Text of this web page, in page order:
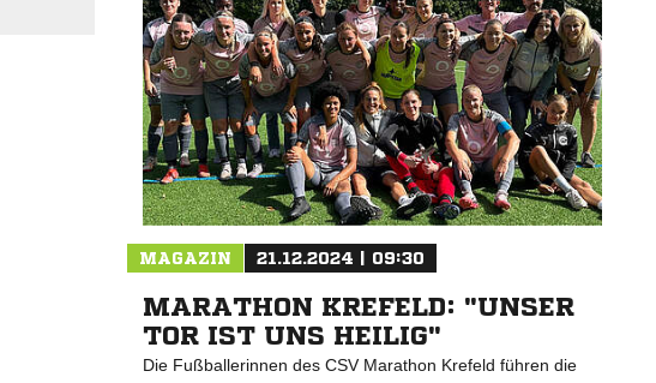
MAGAZIN 21.12.2024 | 09:30
MARATHON KREFELD: "UNSER
TOR IST UNS HEILIG"
Die Fußballerinnen des CSV Marathon Krefeld führen die